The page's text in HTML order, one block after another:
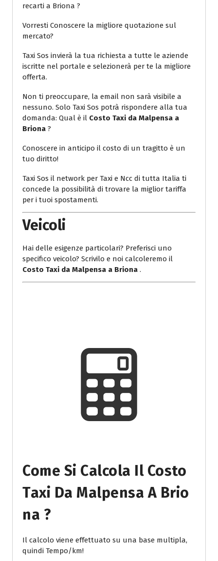
recarti a Briona ?
Vorresti Conoscere la migliore quotazione sul
mercato?
Taxi Sos invierà la tua richiesta a tutte le aziende
iscritte nel portale e selezionerà per te la migliore
offerta.
Non ti preoccupare, la email non sarà visibile a
nessuno. Solo Taxi Sos potrà rispondere alla tua
domanda: Qual è il Costo Taxi da Malpensa a
Briona ?
Conoscere in anticipo il costo di un tragitto è un
tuo diritto!
Taxi Sos il network per Taxi e Ncc di tutta Italia ti
concede la possibilità di trovare la miglior tariffa
per i tuoi spostamenti.
Veicoli
Hai delle esigenze particolari? Preferisci uno
specifico veicolo? Scrivilo e noi calcoleremo il
Costo Taxi da Malpensa a Briona .
Come Si Calcola Il Costo
Taxi Da Malpensa A Brio
Na ?
Il calcolo viene effettuato su una base multipla,
quindi Tempo/km!